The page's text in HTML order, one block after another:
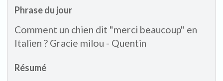
Phrase du jour
Comment un chien dit "merci beaucoup" en
Italien ? Gracie milou - Quentin
Résumé